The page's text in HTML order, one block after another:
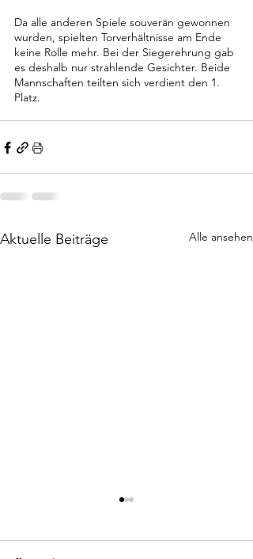
Da alle anderen Spiele souverän gewonnen
wurden, spielten Torverhältnisse am Ende
keine Rolle mehr. Bei der Siegerehrung gab
es deshalb nur strahlende Gesichter. Beide
Mannschaften teilten sich verdient den 1.
Platz.
Aktuelle Beiträge Alle ansehen